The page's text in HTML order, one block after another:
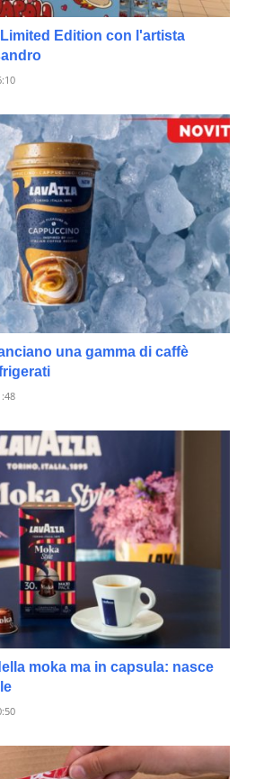
Edition con l'artista
una gamma di caffè
moka ma in capsula: nasce